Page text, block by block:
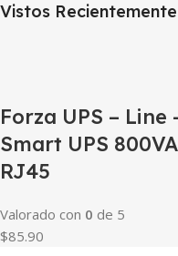
Vistos Recientemente
Forza UPS –
Smart UPS
RJ45
Valorado con 0 de 5
$85.90